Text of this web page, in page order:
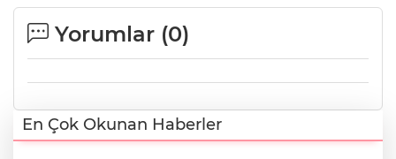
Yorumlar (0)
En Çok Okunan Haberler